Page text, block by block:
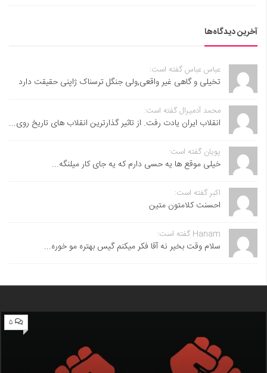
آخرین دیدگاه‌ها
عباس عباس گفته است:
تخیلی و گاهی غیر واقعی,ولی جنگل ترسناک ژاپنی حقیقت دارد
محمد آدمیرال گفته است:
انقلاب ایران یادت رفت. از تاثیر گذارترین انقلاب های تاریخ روی...
پویان گفته است:
خیلی موقع ها یه حسی دارم که یه جای کار میلنگه...
اکبر گفته است:
احسنت ‌کلامتون متین
Hanam گفته است:
سلام وقت بخیر نه آقا فکر میکنم گیس بهتره مو خوره...
۵